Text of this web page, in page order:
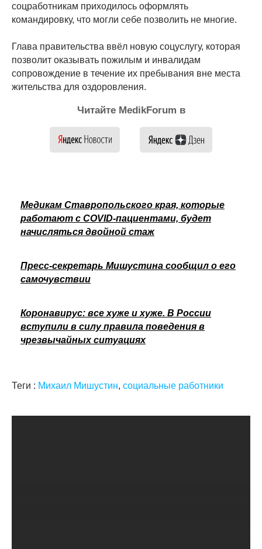
соцработникам приходилось оформлять
командировку, что могли себе позволить не многие.
Глава правительства ввёл новую соцуслугу, которая
позволит оказывать пожилым и инвалидам
сопровождение в течение их пребывания вне места
жительства для оздоровления.
Читайте MedikForum в
Медикам Ставропольского края, которые
работают с COVID-пациентами, будет
начисляться двойной стаж
Пресс-секретарь Мишустина сообщил о его
самочувствии
Коронавирус: все хуже и хуже. В России
вступили в силу правила поведения в
чрезвычайных ситуациях
Теги : Михаил Мишустин, социальные работники